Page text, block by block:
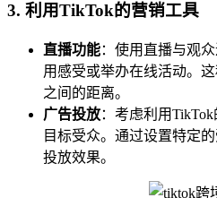
3. 利用TikTok的营销工具
直播功能：使用直播与观
用感受或举办在线活动。
之间的距离。
广告投放：考虑利用
目标受众。通过设置特定
投放效果。